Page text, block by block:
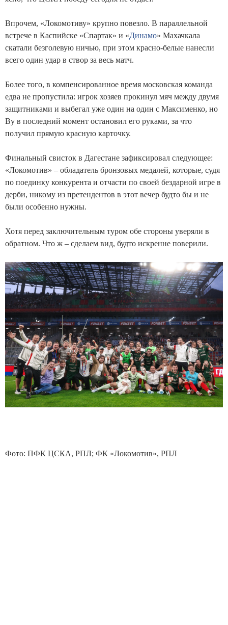
Впрочем, «Локомотиву» крупно повезло. В параллельной
встрече в Каспийске «Спартак» и «Динамо» Махачкала
скатали безголевую ничью, при этом красно-белые нанесли
всего один удар в створ за весь матч.
Более того, в компенсированное время московская команда
едва не пропустила: игрок хозяев прокинул мяч между двумя
защитниками и выбегал уже один на один с Максименко, но
Ву в последний момент остановил его руками, за что
получил прямую красную карточку.
Финальный свисток в Дагестане зафиксировал следующее:
«Локомотив» – обладатель бронзовых медалей, которые, судя
по поединку конкурента и отчасти по своей бездарной игре в
дерби, никому из претендентов в этот вечер будто бы и не
были особенно нужны.
Хотя перед заключительным туром обе стороны уверяли в
обратном. Что ж – сделаем вид, будто искренне поверили.
Фото: ПФК ЦСКА, РПЛ; ФК «Локомотив», РПЛ